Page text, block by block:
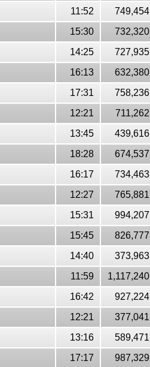
11:52
749,454
15:30
732,320
14:25
727,935
16:13
632,380
17:31
758,236
12:21
711,262
13:45
439,616
18:28
674,537
16:17
734,463
12:27
765,881
15:31
994,207
15:45
826,777
14:40
373,963
11:59
1,117,240
16:42
927,224
12:21
377,041
13:16
589,471
17:17 987,329